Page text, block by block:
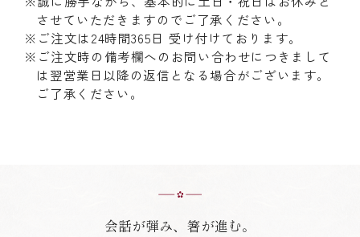
させていただきますのでご了承ください。
※ご注文は24時間365日 受け付けております。
※ご注文時の備考欄へのお問い合わせにつきまして
は翌営業日以降の返信となる場合がございます。
ご了承ください。
会話が弾み、箸が進む。